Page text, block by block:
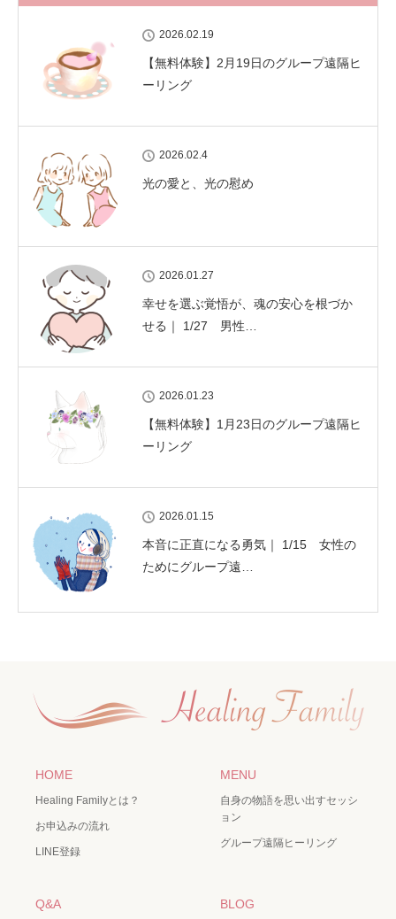
2026.02.19
【無料体験】2月19日のグループ遠隔ヒ
ーリング
2026.02.4
光の愛と、光の慰め
2026.01.27
幸せを選ぶ覚悟が、魂の安心を根づか
せる｜ 1/27 男性…
2026.01.23
【無料体験】1月23日のグループ遠隔ヒ
ーリング
2026.01.15
本音に正直になる勇気｜ 1/15 女性の
ためにグループ遠…
HOME
Healing Familyとは？
お申込みの流れ
LINE登録
MENU
自身の物語を思い出すセッシ
ョン
グループ遠隔ヒーリング
Q&A BLOG